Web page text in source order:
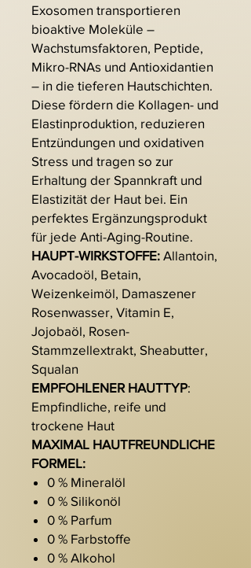
Exosomen transportieren
bioaktive Moleküle –
Wachstumsfaktoren, Peptide,
Mikro-RNAs und Antioxidantien
– in die tieferen Hautschichten.
Diese fördern die Kollagen- und
Elastinproduktion, reduzieren
Entzündungen und oxidativen
Stress und tragen so zur
Erhaltung der Spannkraft und
Elastizität der Haut bei. Ein
perfektes Ergänzungsprodukt
für jede Anti-Aging-Routine.
HAUPT-WIRKSTOFFE: Allantoin,
Avocadoöl, Betain,
Weizenkeimöl, Damaszener
Rosenwasser, Vitamin E,
Jojobaöl, Rosen-
Stammzellextrakt, Sheabutter,
Squalan
EMPFOHLENER HAUTTYP:
Empfindliche, reife und
trockene Haut
MAXIMAL HAUTFREUNDLICHE
FORMEL:
0 % Mineralöl
0 % Silikonöl
0 % Parfum
0 % Farbstoffe
0 % Alkohol